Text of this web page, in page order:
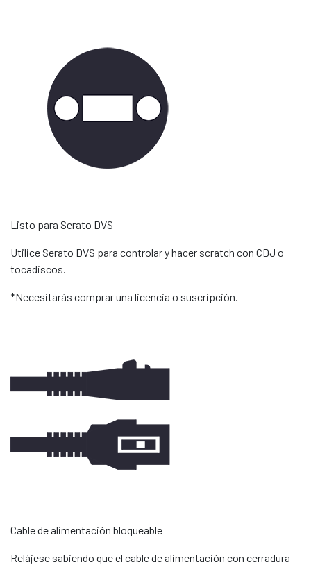
Listo para Serato DVS
Utilice Serato DVS para controlar y hacer scratch con CDJ o
tocadiscos.
*Necesitarás comprar una licencia o suscripción.
Cable de alimentación bloqueable
Relájese sabiendo que el cable de alimentación con cerradura